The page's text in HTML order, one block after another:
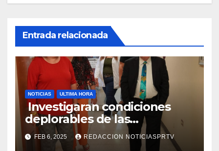
Entrada relacionada
NOTICIAS ULTIMA HORA
Investigaran condiciones
deplorables de las
facilidades el Departamento
de la Salud en Mayagüez
FEB 6, 2025 REDACCION NOTICIASPRTV